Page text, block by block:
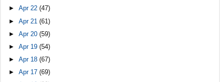
►Apr 22(47)
►Apr 21(61)
►Apr 20(59)
►Apr 19(54)
►Apr 18(67)
►Apr 17(69)